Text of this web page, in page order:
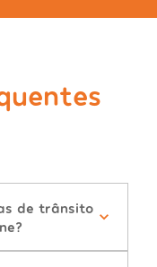
de trânsito